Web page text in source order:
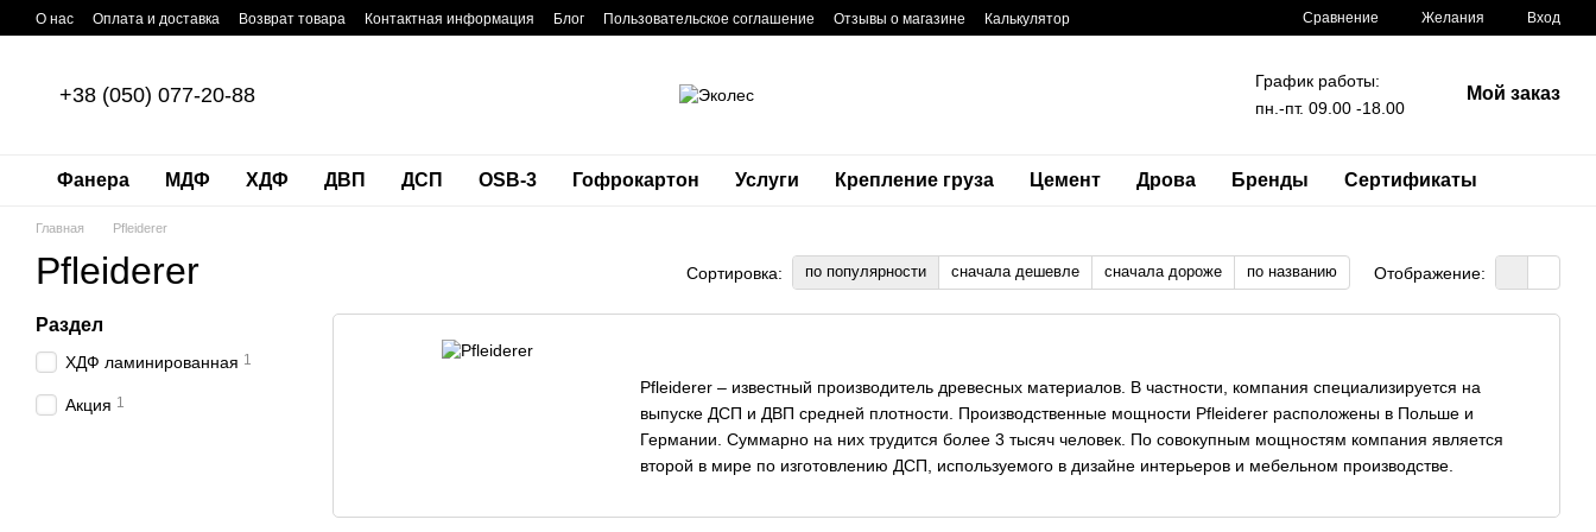
Перейти к основному контенту
О нас Оплата и доставка Возврат товара Контактная информация Блог Пользовательское соглашение Отзывы о магазине Калькулятор Сравнение Желания Вход
+38 (050) 077-20-88
График работы:
пн.-пт. 09.00 -18.00
Мой заказ
Фанера МДФ ХДФ ДВП ДСП OSB-3 Гофрокартон Услуги Крепление груза Цемент Дрова Бренды Сертификаты
Главная Pfleiderer
Pfleiderer Сортировка: по популярности сначала дешевле сначала дороже по названию Отображение:
Pfleiderer – известный производитель древесных материалов. В частности, компания специализируется на
выпуске ДСП и ДВП средней плотности. Производственные мощности Pfleiderer расположены в Польше и
Германии. Суммарно на них трудится более 3 тысяч человек. По совокупным мощностям компания является
второй в мире по изготовлению ДСП, используемого в дизайне интерьеров и мебельном производстве.
О производителе Pfleiderer
Раздел
ХДФ ламинированная 1
Акция 1